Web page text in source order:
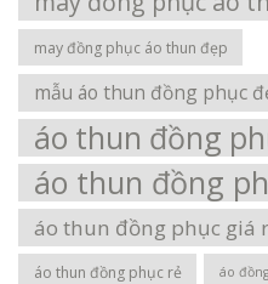
may đồng phục áo thun đẹp
mẫu áo thun đồng phục
áo thun đồng
áo thun đồng
áo thun đồng phục giá
áo thun đồng phục rẻ áo